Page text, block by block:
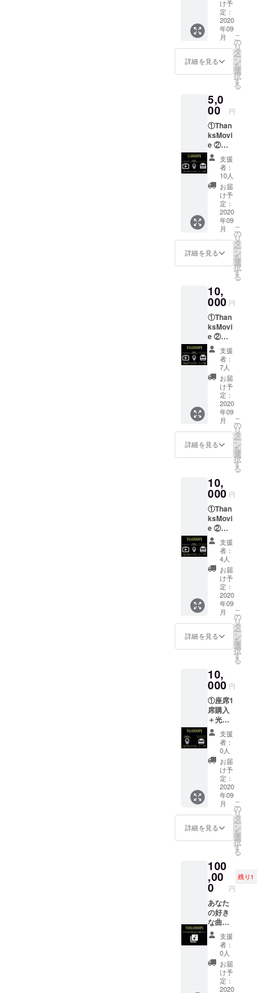
Performance
VIOLET
を立ち上げ
ました。
ンス》を
モットーと
今まで育成
してきた生
徒達は
数々のコン
テストで優
勝・入賞を
掴み、
中でも
2019年にア
メリカ・ロ
サンゼルス
行われた海
外のコンテ
ストに挑戦
WORLD OF
DANCE2019
Division にて
世界２位と
いう功績を
残すことが
できまし
た。
ご記入
くださ
い。
ワーク
ショッ
プ ※備
考欄に
記載用
のお名
前、
メッ
（任
意）を
ご記入
くださ
い。
け予
定：
2020
年09
月
詳細を見る
こ
の
リ
タ
ー
ン
を
選
択
す
る
5,0
00 円
①Than
ksMovi
e ②座
席1席購
入＋光
の演出
③オリ
ジナルT
シャツ
④座席
に支援
者の方
のお名
前・
メッ
セージ
トの設
置 ※備
考欄に
記載用
のお名
前、
メッ
セージ
（任
意）を
ご記入
くださ
い。
支援
者：
10人
お届
け予
定：
2020
年09
月
詳細を見る
こ
の
リ
タ
ー
ン
を
選
択
す
る
10,
000 円
①Than
ksMovi
e ②座
席1席購
入＋光
の演出
③オリ
ジナル
タオル
④オリ
ジナルT
シャツ
⑤座席
に支援
者の方
のお名
メッ
セージ
プレー
トの設
置 ⑥公
演開催
までを
まとめ
たド
キュメ
ンタ
リー動
画 ※備
考欄に
記載用
のお名
前、
意）を
ご記入
くださ
い。
支援
者：
7人
お届
け予
定：
2020
年09
月
詳細を見る
こ
の
リ
タ
ー
ン
を
選
択
す
る
10,
000 円
①Than
ksMovi
e ②座
席1席購
入＋光
の演出
③オリ
ジナル
タオル
④オリ
ジナルT
シャツ
⑤座席
に支援
者の方
のお名
メッ
セージ
プレー
トの設
置
⑥Caori
による
マン
ツーマ
ンレッ
スン ※
備考欄
に記載
用のお
名前、
メッ
セージ
くださ
い。
支援
者：
4人
お届
け予
定：
2020
年09
月
詳細を見る
こ
の
リ
タ
ー
ン
を
選
択
す
る
10,
000 円
①座席1
席購入
＋光の
演出 ②
オリジ
ナルタ
オル ③
オリジ
ナルT
シャツ
④座席
に支援
者の方
のお名
前・
メッ
プレー
トの設
置
⑤Caori
による
マン
ツーマ
ンレッ
スン ※
備考欄
に記載
用のお
名前、
メッ
支援
者：
0人
お届
け予
定：
2020
年09
月
詳細を見る
こ
の
リ
タ
ー
ン
を
選
択
す
る
100
,00
0 円
残り1
あなた
の好き
な曲を
リクエ
ストし
ていた
だき、
その曲
でCaori
先生と
支援
者：
0人
お届
け予
定：
2020